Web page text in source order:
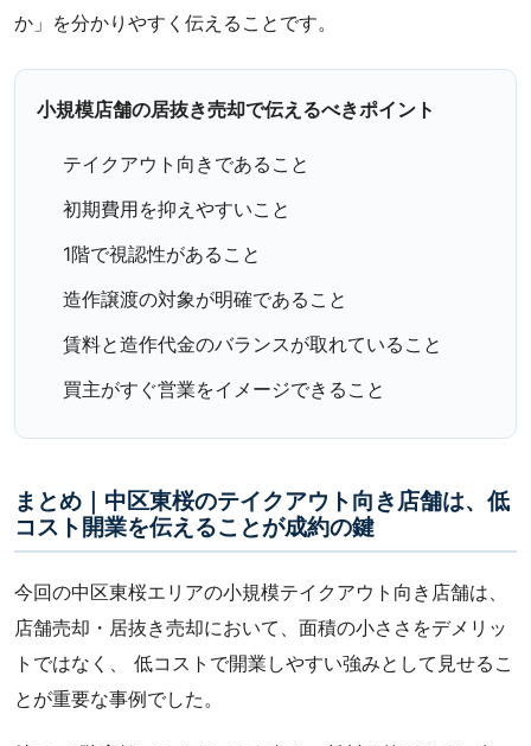
か」を分かりやすく伝えることです。
小規模店舗の居抜き売却で伝えるべきポイント
テイクアウト向きであること
初期費用を抑えやすいこと
1階で視認性があること
造作譲渡の対象が明確であること
賃料と造作代金のバランスが取れていること
買主がすぐ営業をイメージできること
まとめ｜中区東桜のテイクアウト向き店舗は、低
コスト開業を伝えることが成約の鍵
今回の中区東桜エリアの小規模テイクアウト向き店舗は、
店舗売却・居抜き売却において、面積の小ささをデメリッ
トではなく、 低コストで開業しやすい強みとして見せるこ
とが重要な事例でした。